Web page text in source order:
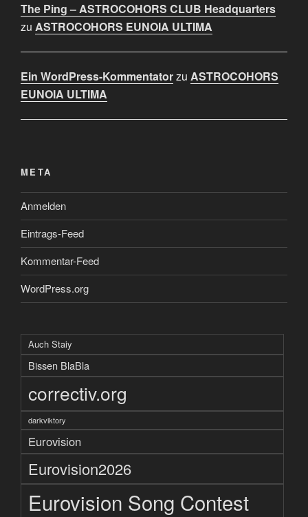
The Ping – ASTROCOHORS CLUB Headquarters
zu ASTROCOHORS EUNOIA ULTIMA
Ein WordPress-Kommentatorzu ASTROCOHORS
EUNOIA ULTIMA
META
Anmelden
Eintrags-Feed
Kommentar-Feed
WordPress.org
Auch Staiy
Bissen BlaBla
correctiv.org
darkviktory
Eurovision
Eurovision2026
Eurovision Song Contest